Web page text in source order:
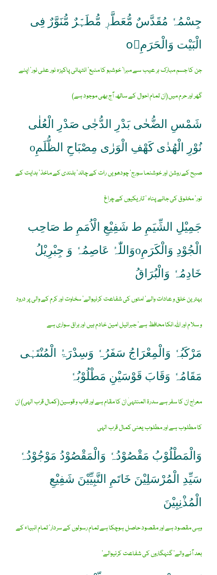
جِسْمُہٗ مُقَدَّسٌ مُّعَطَّرٖ مُّطَہَّرٌ مُّنَوَّرٌ فِی
الْبَیْت وَالْحَرَمِoِ
جن کا جسم مبارک ہر عیب سے مبرا‘ خوشبو کا منبع‘ انتہائی پاکیزہ نور علی نور‘ اپنے
گھر اور حرم میں(ان تمام احوال کے ساتھ آج بھی موجود ہے)
شَمْسِ الضُّحٰی بَدْرِ الدُّجٰی صَدْرِ الْعُلٰی
نُوْرِ الْھُدٰی کَھْفِ الْوَرٰی مِصْبَاحِ الظُّلَمِo
صبح کے روشن اور خوشنما سورج‘ چودھویں رات کے چاند‘ بلندی کے ماخذ‘ ہدایت کے
نور‘ مخلوق کی جائے پناہ ‘ تاریکیوں کے چراغ
جَمِیْلِ الشِّیَمِ ط شَفِیْعِ الْاُمَمِ ط صَاحِب
الْجُوْدِ وَالْکَرَمِoوَاللّٰہُ عَاصِمُہٗ وَ جِبْرِیْلُ
خَادِمُہٗ وَالْبُرَاقُ
بہترین خلق و عادات والے‘ امتوں کی شفاعت کرنیوالے‘ سخاوت اور کرم کے والی پر درود
و سلام اور اللہ انکا محافظ ہے‘ جبرائیل امین خادم ہیں اور براق سواری ہے
مَرْکَبُہٗ وَالْمِعْرَاجُ سَفَرُہٗ وَسِدْرَۃُ الْمُنْتَہٰی
مَقَامُہٗ وَقَابَ قَوْسَیْنِ مَطْلُوْبُہٗ
معراج ان کا سفر ہے سدرۃ المنتہیٰ ان کا مقام ہے اور قاب و قوسین(کمال قرب الہی) ان
کا مطلوب ہے اور مطلوب یعنی کمال قرب الہی
وَالْمَطْلُوْبُ مَقْصُوْدُہٗ وَالْمَقْصُوْدُ مَوْجُوْدُہٗ
سَیِّدِ الْمُرْسَلِیْنَ خَاتَمِ النَّبِیِّیْنَ شَفِیْعِ
الْمُذْنِبِیْنَ
وہی مقصود ہے اور مقصود حاصل ہوچکا ہے تمام رسولوں کے سردار‘ تمام انبیاء کے
بعد آنے والے‘ گنہگاروں کی شفاعت کرنیوالے‘